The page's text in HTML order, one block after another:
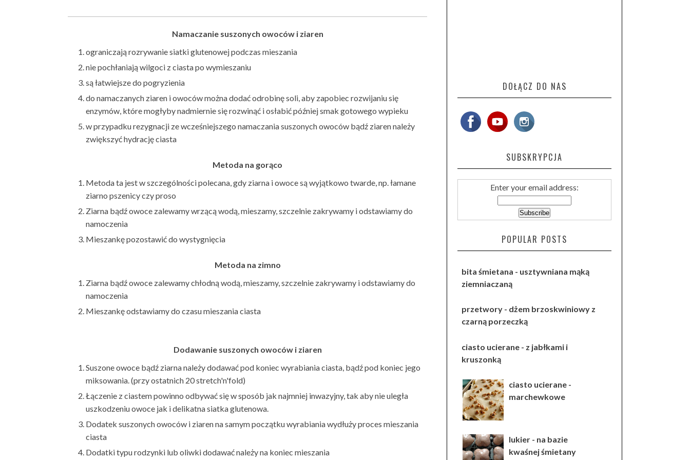
Namaczanie suszonych owoców i ziaren
ograniczają rozrywanie siatki glutenowej podczas mieszania
nie pochłaniają wilgoci z ciasta po wymieszaniu
są łatwiejsze do pogryzienia
do namaczanych ziaren i owoców można dodać odrobinę soli, aby zapobiec rozwijaniu się
enzymów, które mogłyby nadmiernie się rozwinąć i osłabić później smak gotowego wypieku
w przypadku rezygnacji ze wcześniejszego namaczania suszonych owoców bądź ziaren należy
zwiększyć hydrację ciasta
Metoda na gorąco
Metoda ta jest w szczególności polecana, gdy ziarna i owoce są wyjątkowo twarde, np. łamane
ziarno pszenicy czy proso
Ziarna bądź owoce zalewamy wrzącą wodą, mieszamy, szczelnie zakrywamy i odstawiamy do
namoczenia
Mieszankę pozostawić do wystygnięcia
Metoda na zimno
Ziarna bądź owoce zalewamy chłodną wodą, mieszamy, szczelnie zakrywamy i odstawiamy do
namoczenia
Mieszankę odstawiamy do czasu mieszania ciasta
Dodawanie suszonych owoców i ziaren
Suszone owoce bądź ziarna należy dodawać pod koniec wyrabiania ciasta, bądź pod koniec jego
miksowania. (przy ostatnich 20 stretch'n'fold)
Łączenie z ciastem powinno odbywać się w sposób jak najmniej inwazyjny, tak aby nie uległa
uszkodzeniu owoce jak i delikatna siatka glutenowa.
Dodatek suszonych owoców i ziaren na samym początku wyrabiania wydłuży proces mieszania
ciasta
Dodatki typu rodzynki lub oliwki dodawać należy na koniec mieszania
DOŁĄCZ DO NAS
SUBSKRYPCJA
Enter your email address:
POPULAR POSTS
bita śmietana - usztywniana mąką
ziemniaczaną
przetwory - dżem brzoskwiniowy z
czarną porzeczką
ciasto ucierane - z jabłkami i
kruszonką
ciasto ucierane -
marchewkowe
lukier - na bazie
kwaśnej śmietany